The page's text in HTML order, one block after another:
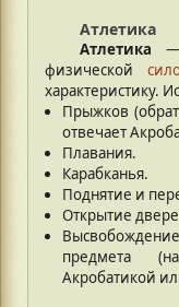
Атлетика
Атлетика —
физической
характеристику.
Прыжков
отвечает
Плавания.
Карабканья.
Поднятие и
Открытие
предмета
Акробатикой